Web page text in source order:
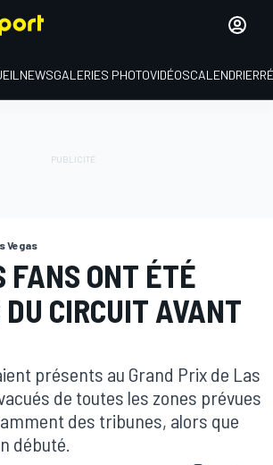
NEWSGALERIES PHOTOVIDÉOSCALENDRIER
Vegas
FANS ONT ÉTÉ
DU CIRCUIT AVANT
présents au Grand Prix de Las
de toutes les zones prévues
des tribunes, alors que
débuté.